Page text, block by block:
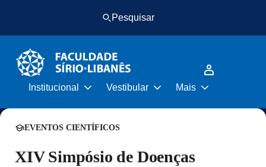
o
conteúdo
principal
o
rodapé
Pesquisar
Institucional Vestibular Mais
EVENTOS CIENTÍFICOS
XIV Simpósio de Doenças